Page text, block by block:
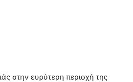
στην ευρύτερη περιοχή της